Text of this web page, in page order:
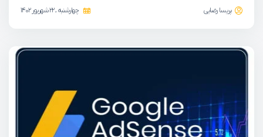
پریسا رضایی چهارشنبه ، 22 شهریور 1402